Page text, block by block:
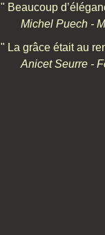
" Beaucoup
Michel Puech -
" La grâce était au
Anicet Seurre -